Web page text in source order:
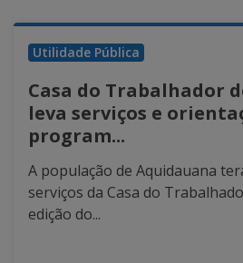
Utilidade Pública
Casa do Trabalhador
leva serviços e
program...
A população de Aquidauana
serviços da Casa do
edição do...